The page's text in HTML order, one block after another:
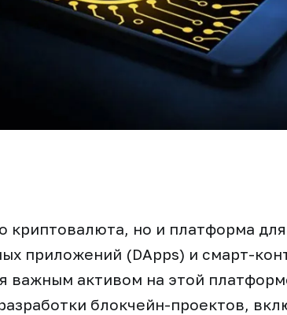
криптовалюта, но и платформа
приложений (DApps) и смарт-
важным активом на этой
блокчейн-проектов,